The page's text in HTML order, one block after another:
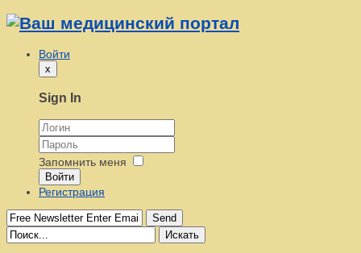
Войти
x
Sign In
Запомнить меня
Войти
Регистрация
Send
Искать